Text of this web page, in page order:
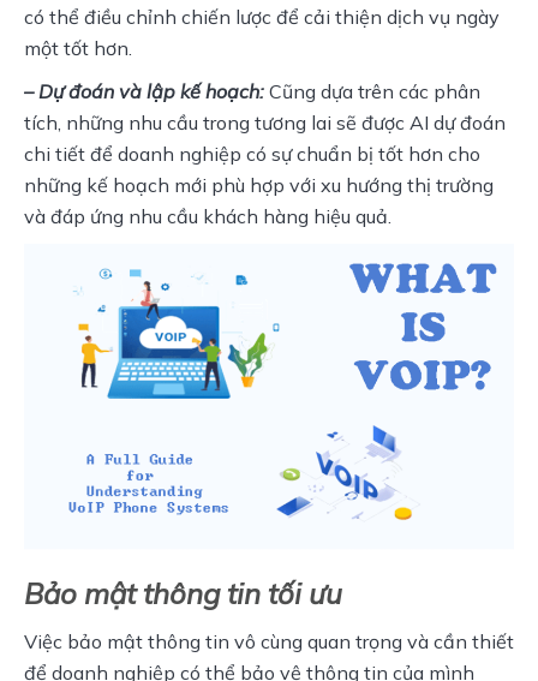
có thể điều chỉnh chiến lược để cải thiện dịch vụ ngày
một tốt hơn.
– Dự đoán và lập kế hoạch: Cũng dựa trên các phân
tích, những nhu cầu trong tương lai sẽ được AI dự đoán
chi tiết để doanh nghiệp có sự chuẩn bị tốt hơn cho
những kế hoạch mới phù hợp với xu hướng thị trường
và đáp ứng nhu cầu khách hàng hiệu quả.
Bảo mật thông tin tối ưu
Việc bảo mật thông tin vô cùng quan trọng và cần thiết
để doanh nghiệp có thể bảo vệ thông tin của mình